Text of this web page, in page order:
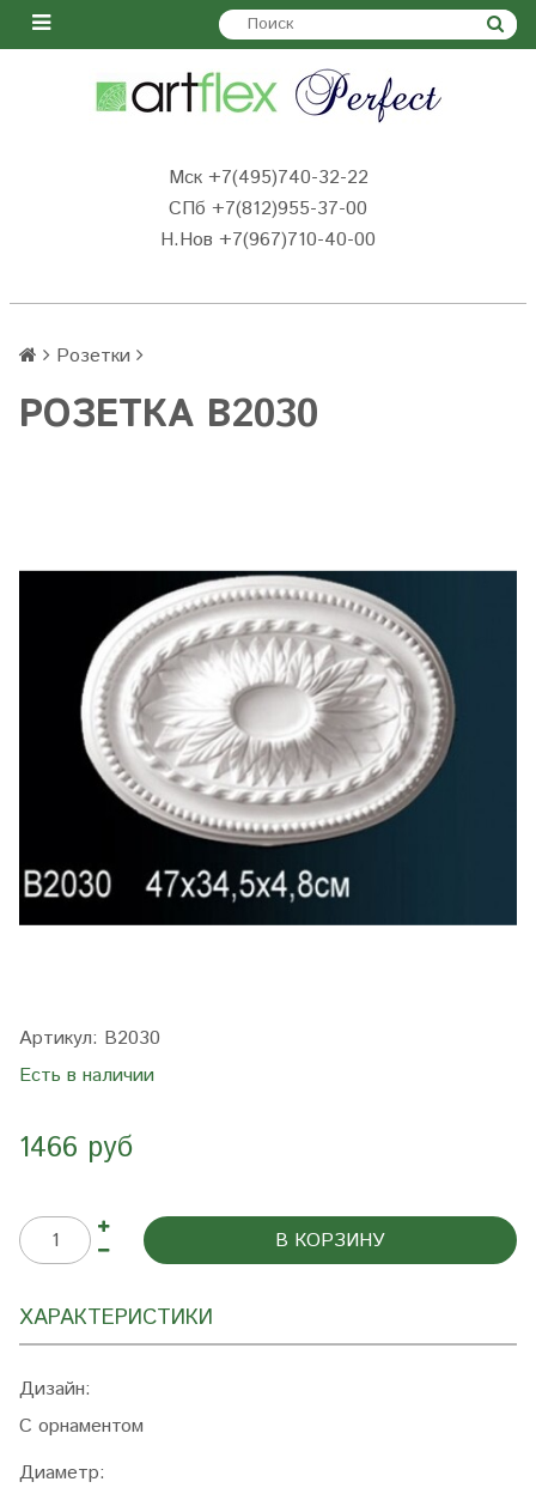
Мск +7(495)740-32-22
СПб +7(812)955-37-00
Н.Нов +7(967)710-40-00
Розетки
РОЗЕТКА B2030
Артикул: B2030
Есть в наличии
1466 руб
В КОРЗИНУ
ХАРАКТЕРИСТИКИ
Дизайн:
С орнаментом
Диаметр: